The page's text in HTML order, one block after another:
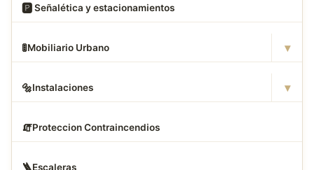
🅿️ Señalética y estacionamientos
🚦Mobiliario Urbano ▾
🔩Instalaciones ▾
🧯Proteccion Contraincendios
🪜Escaleras